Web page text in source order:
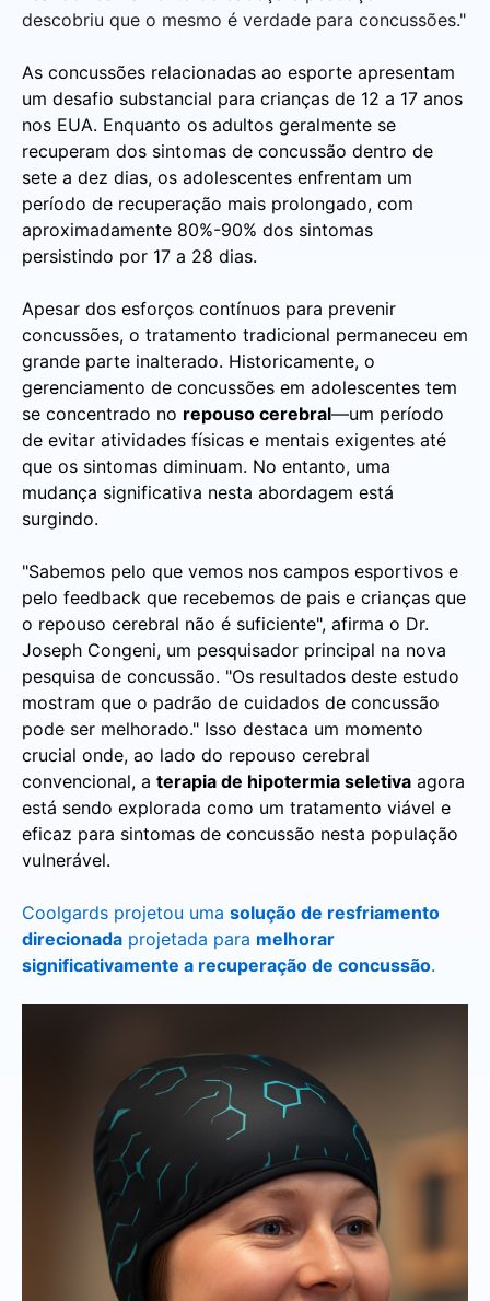
descobriu que o mesmo é verdade para concussões."
As concussões relacionadas ao esporte apresentam
um desafio substancial para crianças de 12 a 17 anos
nos EUA. Enquanto os adultos geralmente se
recuperam dos sintomas de concussão dentro de
sete a dez dias, os adolescentes enfrentam um
período de recuperação mais prolongado, com
aproximadamente 80%-90% dos sintomas
persistindo por 17 a 28 dias.
Apesar dos esforços contínuos para prevenir
concussões, o tratamento tradicional permaneceu em
grande parte inalterado. Historicamente, o
gerenciamento de concussões em adolescentes tem
se concentrado no repouso cerebral—um período
de evitar atividades físicas e mentais exigentes até
que os sintomas diminuam. No entanto, uma
mudança significativa nesta abordagem está
surgindo.
"Sabemos pelo que vemos nos campos esportivos e
pelo feedback que recebemos de pais e crianças que
o repouso cerebral não é suficiente", afirma o Dr.
Joseph Congeni, um pesquisador principal na nova
pesquisa de concussão. "Os resultados deste estudo
mostram que o padrão de cuidados de concussão
pode ser melhorado." Isso destaca um momento
crucial onde, ao lado do repouso cerebral
convencional, a terapia de hipotermia seletiva agora
está sendo explorada como um tratamento viável e
eficaz para sintomas de concussão nesta população
vulnerável.
Coolgards projetou uma solução de resfriamento
direcionada projetada para melhorar
significativamente a recuperação de concussão.